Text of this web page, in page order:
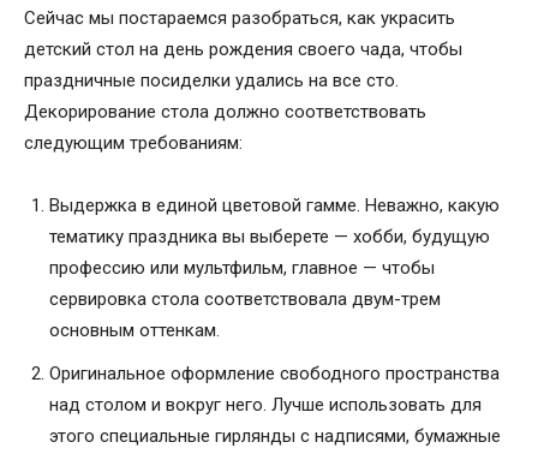
Сейчас мы постараемся разобраться, как украсить
детский стол на день рождения своего чада, чтобы
праздничные посиделки удались на все сто.
Декорирование стола должно соответствовать
следующим требованиям:
Выдержка в единой цветовой гамме. Неважно, какую
тематику праздника вы выберете — хобби, будущую
профессию или мультфильм, главное — чтобы
сервировка стола соответствовала двум-трем
основным оттенкам.
Оригинальное оформление свободного пространства
над столом и вокруг него. Лучше использовать для
этого специальные гирлянды с надписями, бумажные